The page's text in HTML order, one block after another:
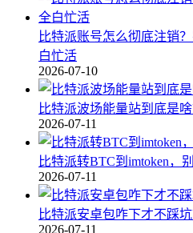
比特派账号怎么彻底注销
白忙活
2026-07-10
比特派波场能量站到底是
2026-07-11
比特派转BTC到imtoken，
2026-07-11
比特派安卓包咋下才不踩
2026-07-11